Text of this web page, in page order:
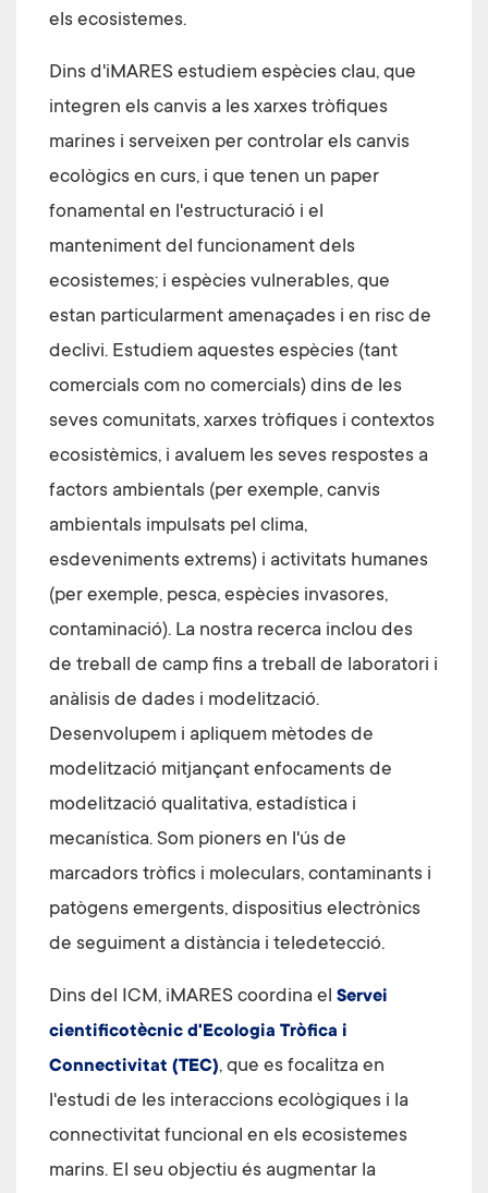
els ecosistemes.
Dins d'iMARES estudiem espècies clau, que
integren els canvis a les xarxes tròfiques
marines i serveixen per controlar els canvis
ecològics en curs, i que tenen un paper
fonamental en l'estructuració i el
manteniment del funcionament dels
ecosistemes; i espècies vulnerables, que
estan particularment amenaçades i en risc de
declivi. Estudiem aquestes espècies (tant
comercials com no comercials) dins de les
seves comunitats, xarxes tròfiques i contextos
ecosistèmics, i avaluem les seves respostes a
factors ambientals (per exemple, canvis
ambientals impulsats pel clima,
esdeveniments extrems) i activitats humanes
(per exemple, pesca, espècies invasores,
contaminació). La nostra recerca inclou des
de treball de camp fins a treball de laboratori i
anàlisis de dades i modelització.
Desenvolupem i apliquem mètodes de
modelització mitjançant enfocaments de
modelització qualitativa, estadística i
mecanística. Som pioners en l'ús de
marcadors tròfics i moleculars, contaminants i
patògens emergents, dispositius electrònics
de seguiment a distància i teledetecció.
Dins del ICM, iMARES coordina el Servei
cientificotècnic d'Ecologia Tròfica i
Connectivitat (TEC), que es focalitza en
l'estudi de les interaccions ecològiques i la
connectivitat funcional en els ecosistemes
marins. El seu objectiu és augmentar la